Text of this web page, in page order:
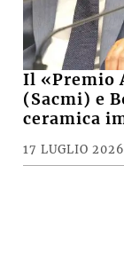
Il «Premio
(Sacmi) e
ceramica
17 LUGLIO 2026